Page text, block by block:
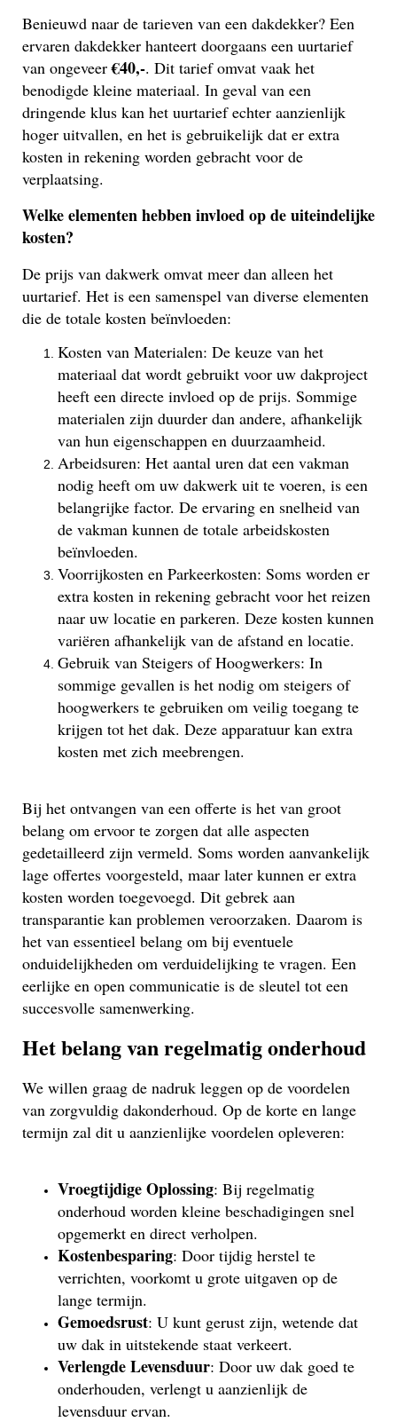
Benieuwd naar de tarieven van een dakdekker? Een
ervaren dakdekker hanteert doorgaans een uurtarief
van ongeveer€40,-. Dit tarief omvat vaak het
benodigde kleine materiaal. In geval van een
dringende klus kan het uurtarief echter aanzienlijk
hoger uitvallen, en het is gebruikelijk dat er extra
kosten in rekening worden gebracht voor de
verplaatsing.
Welke elementen hebben invloed op de uiteindelijke
kosten?
De prijs van dakwerk omvat meer dan alleen het
uurtarief. Het is een samenspel van diverse elementen
die de totale kosten beïnvloeden:
Kosten van Materialen: De keuze van het
materiaal dat wordt gebruikt voor uw dakproject
heeft een directe invloed op de prijs. Sommige
materialen zijn duurder dan andere, afhankelijk
van hun eigenschappen en duurzaamheid.
Arbeidsuren: Het aantal uren dat een vakman
nodig heeft om uw dakwerk uit te voeren, is een
belangrijke factor. De ervaring en snelheid van
de vakman kunnen de totale arbeidskosten
beïnvloeden.
Voorrijkosten en Parkeerkosten: Soms worden er
extra kosten in rekening gebracht voor het reizen
naar uw locatie en parkeren. Deze kosten kunnen
variëren afhankelijk van de afstand en locatie.
Gebruik van Steigers of Hoogwerkers: In
sommige gevallen is het nodig om steigers of
hoogwerkers te gebruiken om veilig toegang te
krijgen tot het dak. Deze apparatuur kan extra
kosten met zich meebrengen.
Bij het ontvangen van een offerte is het van groot
belang om ervoor te zorgen dat alle aspecten
gedetailleerd zijn vermeld. Soms worden aanvankelijk
lage offertes voorgesteld, maar later kunnen er extra
kosten worden toegevoegd. Dit gebrek aan
transparantie kan problemen veroorzaken. Daarom is
het van essentieel belang om bij eventuele
onduidelijkheden om verduidelijking te vragen. Een
eerlijke en open communicatie is de sleutel tot een
succesvolle samenwerking.
Het belang van regelmatig onderhoud
We willen graag de nadruk leggen op de voordelen
van zorgvuldig dakonderhoud. Op de korte en lange
termijn zal dit u aanzienlijke voordelen opleveren:
Vroegtijdige Oplossing: Bij regelmatig
onderhoud worden kleine beschadigingen snel
opgemerkt en direct verholpen.
Kostenbesparing: Door tijdig herstel te
verrichten, voorkomt u grote uitgaven op de
lange termijn.
Gemoedsrust: U kunt gerust zijn, wetende dat
uw dak in uitstekende staat verkeert.
Verlengde Levensduur: Door uw dak goed te
onderhouden, verlengt u aanzienlijk de
levensduur ervan.